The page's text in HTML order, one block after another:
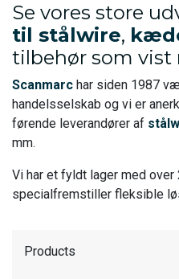
Products
Se vores store
til stålwire,
tilbehør som vist
Scanmarc har siden 1987
handelsselskab og vi er
førende leverandører af
mm.
Vi har et fyldt lager med
specialfremstiller fleksible